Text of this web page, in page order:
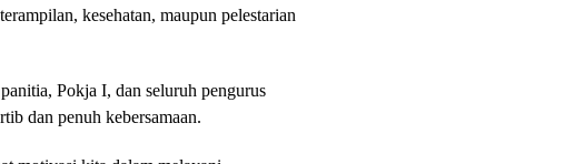
kesehatan, maupun pelestarian
Pokja I, dan seluruh pengurus
dan penuh kebersamaan.